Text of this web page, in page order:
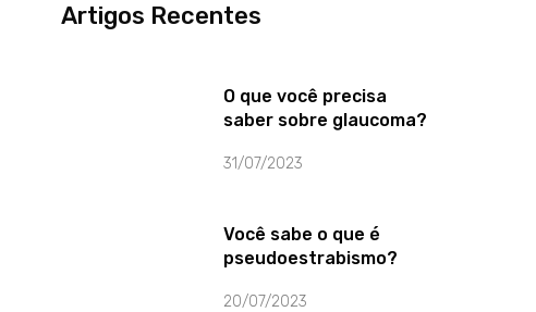
Artigos Recentes
O que você precisa
saber sobre glaucoma?
31/07/2023
Você sabe o que é
pseudoestrabismo?
20/07/2023